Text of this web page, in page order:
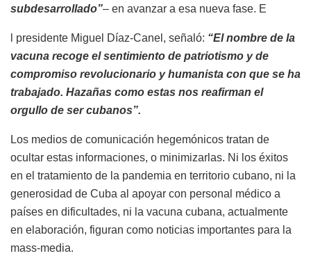
subdesarrollado”– en avanzar a esa nueva fase. E
l presidente Miguel Díaz-Canel, señaló: “El nombre de la
vacuna recoge el sentimiento de patriotismo y de
compromiso revolucionario y humanista con que se ha
trabajado. Hazañas como estas nos reafirman el
orgullo de ser cubanos”.
Los medios de comunicación hegemónicos tratan de
ocultar estas informaciones, o minimizarlas. Ni los éxitos
en el tratamiento de la pandemia en territorio cubano, ni la
generosidad de Cuba al apoyar con personal médico a
países en dificultades, ni la vacuna cubana, actualmente
en elaboración, figuran como noticias importantes para la
mass-media.